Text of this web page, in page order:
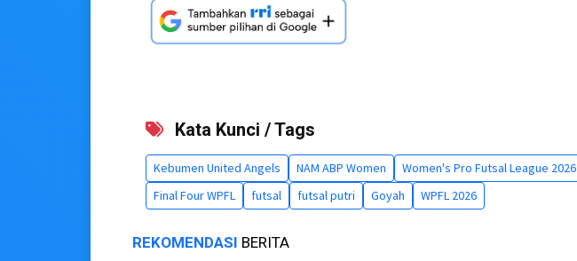
Kata Kunci / Tags
Kebumen United Angels NAM ABP Women Women's Pro Futsal League 2026
Final Four WPFL
futsal futsal putri Goyah WPFL 2026
REKOMENDASI BERITA